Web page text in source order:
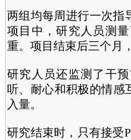
两组均每周进行一次指
项目中，研究人员测
重。项目结束后三个月
研究人员还监测了干
听、耐心和积极的情感
入量。
研究结束时，只有接受